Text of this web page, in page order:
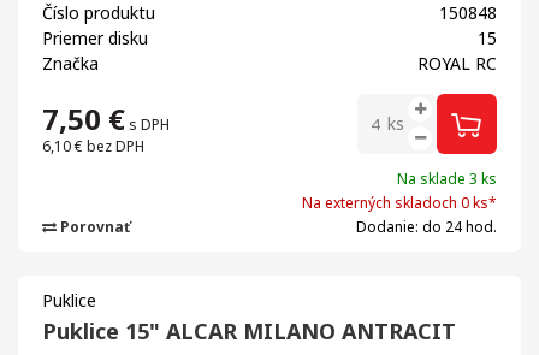
Číslo produktu
150848
Priemer disku
15
Značka
ROYAL RC
7,50 € s DPH
6,10 € bez DPH
ks
Na sklade 3 ks
Na externých skladoch 0 ks*
Dodanie: do 24 hod.
Porovnať
Puklice
Puklice 15" ALCAR MILANO ANTRACIT